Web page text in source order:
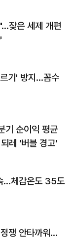
잦은 세제 개편
기' 방지…꼼수
기 순이익 평균
레 '버블 경고'
…체감온도 35도
쟁 안타까워…